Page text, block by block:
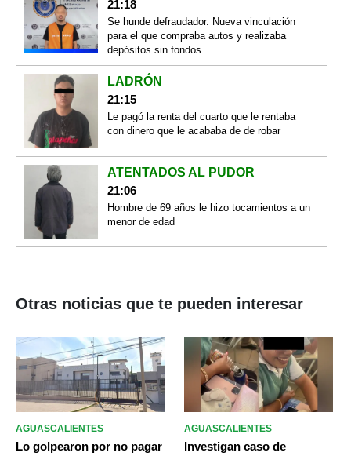
21:18
Se hunde defraudador. Nueva vinculación
para el que compraba autos y realizaba
depósitos sin fondos
LADRÓN
21:15
Le pagó la renta del cuarto que le rentaba
con dinero que le acababa de de robar
ATENTADOS AL PUDOR
21:06
Hombre de 69 años le hizo tocamientos a un
menor de edad
Otras noticias que te pueden interesar
AGUASCALIENTES
Lo golpearon por no pagar
AGUASCALIENTES
Investigan caso de